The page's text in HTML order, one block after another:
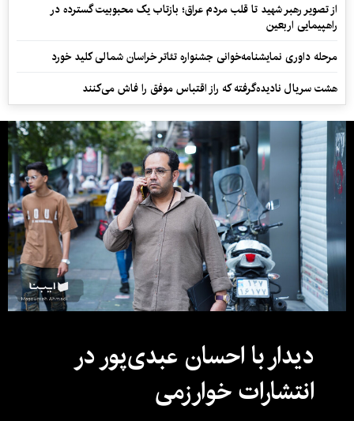
از تصویر رهبر شهید تا قلب مردم عراق؛ بازتاب یک محبوبیت گسترده در
راهپیمایی اربعین
مرحله داوری نمایشنامه‌خوانی جشنواره تئاتر خراسان شمالی کلید خورد
هشت سریال نادیده‌گرفته که راز اقتباس موفق را فاش می‌کنند
دیدار با احسان عبدی‌پور در
انتشارات خوارزمی